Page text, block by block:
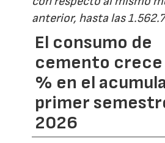
anterior, hasta las
El consumo de
cemento crece
% en el
primer
2026